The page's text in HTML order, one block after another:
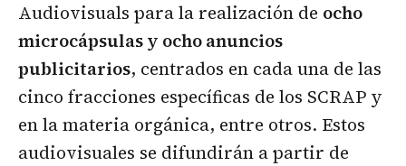
Audiovisuals para la realización de ocho
microcápsulas y ocho anuncios
publicitarios, centrados en cada una de las
cinco fracciones específicas de los SCRAP y
en la materia orgánica, entre otros. Estos
audiovisuales se difundirán a partir de